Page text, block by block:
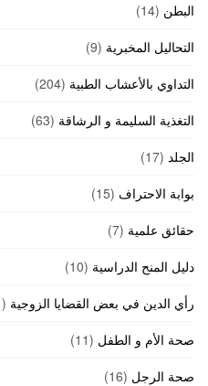
البطن (14)
التحاليل المخبرية (9)
التداوي بالأعشاب الطبية (204)
التغذية السليمة و الرشاقة (63)
الجلد (17)
بوابة الاحتراف (15)
حقائق علمية (7)
دليل المنح الدراسية (10)
رأي الدين في بعض القضايا الزوجية (41)
صحة الأم و الطفل (11)
صحة الرجل (16)